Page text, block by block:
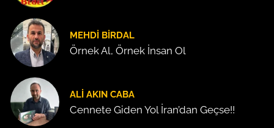
MEHDI BIRDAL
Örnek Al, Örnek İnsan Ol
ALI AKIN CABA
Cennete Giden Yol İran’dan Geçse!!